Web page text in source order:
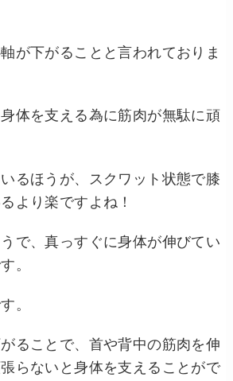
が下がることと言われておりま
体を支える為に筋肉が無駄に頑
るほうが、スクワット状態で膝
より楽ですよね！
で、真っすぐに身体が伸びてい
。
。
ることで、首や背中の筋肉を伸
らないと身体を支えることがで